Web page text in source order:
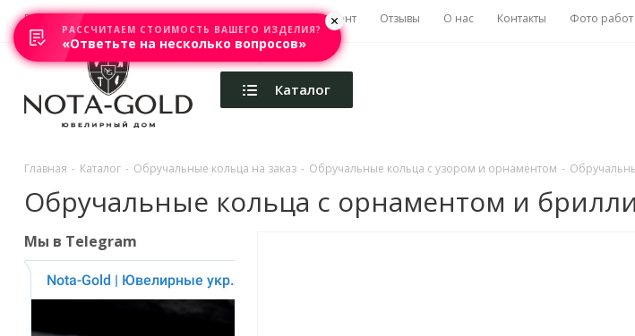
Главная Акции Каталоги Изготовление Ремонт Отзывы О нас Контакты Фото работ
Каталог
Главная - Каталог - Обручальные кольца на заказ - Обручальные кольца с узором и орнаментом -
Обручальные кольца с орнаментом и
Мы в Telegram
РАССЧИТАЕМ СТОИМОСТЬ ВАШЕГО ИЗДЕЛИЯ?
«Ответьте на несколько вопросов»